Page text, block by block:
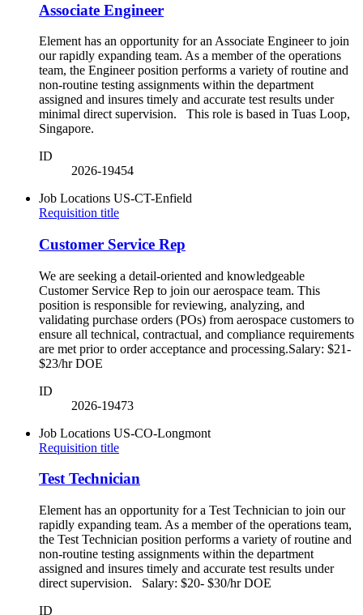
Associate Engineer
Element has an opportunity for an Associate Engineer to join
our rapidly expanding team. As a member of the operations
team, the Engineer position performs a variety of routine and
non-routine testing assignments within the department
assigned and insures timely and accurate test results under
minimal direct supervision. This role is based in Tuas Loop,
Singapore.
ID
2026-19454
Job Locations US-CT-Enfield
Requisition title
Customer Service Rep
We are seeking a detail-oriented and knowledgeable
Customer Service Rep to join our aerospace team. This
position is responsible for reviewing, analyzing, and
validating purchase orders (POs) from aerospace customers to
ensure all technical, contractual, and compliance requirements
are met prior to order acceptance and processing.Salary: $21-
$23/hr DOE
ID
2026-19473
Job Locations US-CO-Longmont
Requisition title
Test Technician
Element has an opportunity for a Test Technician to join our
rapidly expanding team. As a member of the operations team,
the Test Technician position performs a variety of routine and
non-routine testing assignments within the department
assigned and insures timely and accurate test results under
direct supervision. Salary: $20- $30/hr DOE
ID